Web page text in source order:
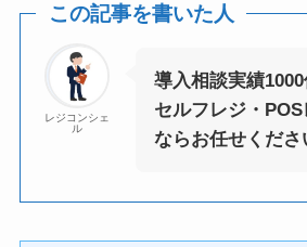
この記事を書いた人
レジコンシェ
ル
導入相談実績1000
セルフレジ・POS
ならお任せくださ